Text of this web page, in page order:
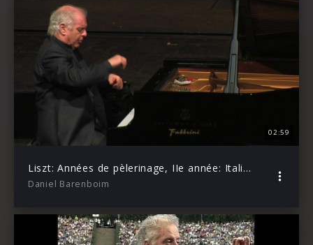
02:59
Liszt: Années de pèlerinage, IIe année: Italie, No. 4: Sonetto 47 del Petrarca
Daniel Barenboim